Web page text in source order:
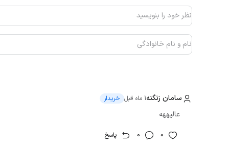
سامان زنگنه1 ماه قبل خریدار
عالیههه
0
0 پاسخ